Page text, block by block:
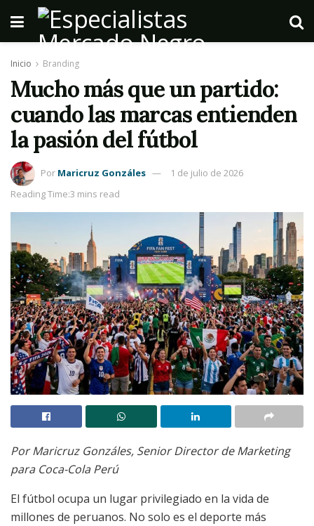
Inicio Branding
Mucho más que un partido:
cuando las marcas entienden
la pasión del fútbol
Por Maricruz Gonzáles
1 de julio de 2026
Reading Time:3 mins read
Por Maricruz Gonzáles, Senior Director de Marketing
para Coca-Cola Perú
El fútbol ocupa un lugar privilegiado en la vida de
millones de peruanos. No solo es el deporte más